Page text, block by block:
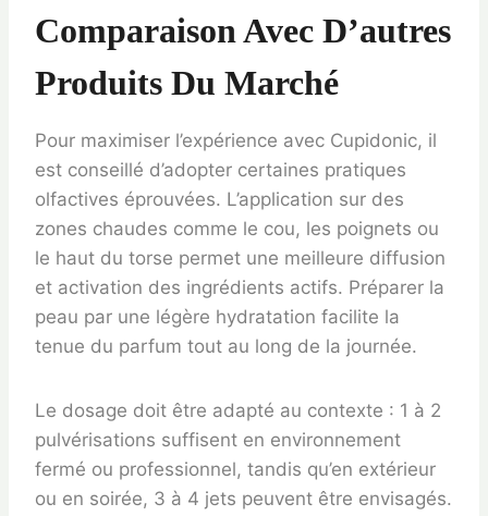
Comparaison Avec D’autres
Produits Du Marché
Pour maximiser l’expérience avec Cupidonic, il
est conseillé d’adopter certaines pratiques
olfactives éprouvées. L’application sur des
zones chaudes comme le cou, les poignets ou
le haut du torse permet une meilleure diffusion
et activation des ingrédients actifs. Préparer la
peau par une légère hydratation facilite la
tenue du parfum tout au long de la journée.
Le dosage doit être adapté au contexte : 1 à 2
pulvérisations suffisent en environnement
fermé ou professionnel, tandis qu’en extérieur
ou en soirée, 3 à 4 jets peuvent être envisagés.